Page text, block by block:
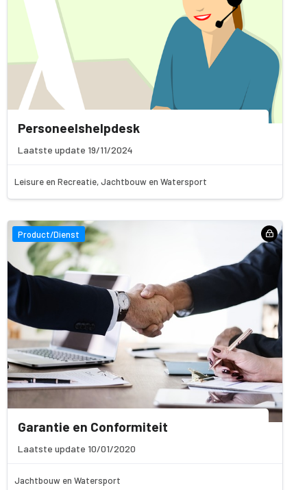
Personeelshelpdesk
Laatste update 19/11/2024
Leisure en Recreatie, Jachtbouw en Watersport
Product/Dienst
Garantie en Conformiteit
Laatste update 10/01/2020
Jachtbouw en Watersport